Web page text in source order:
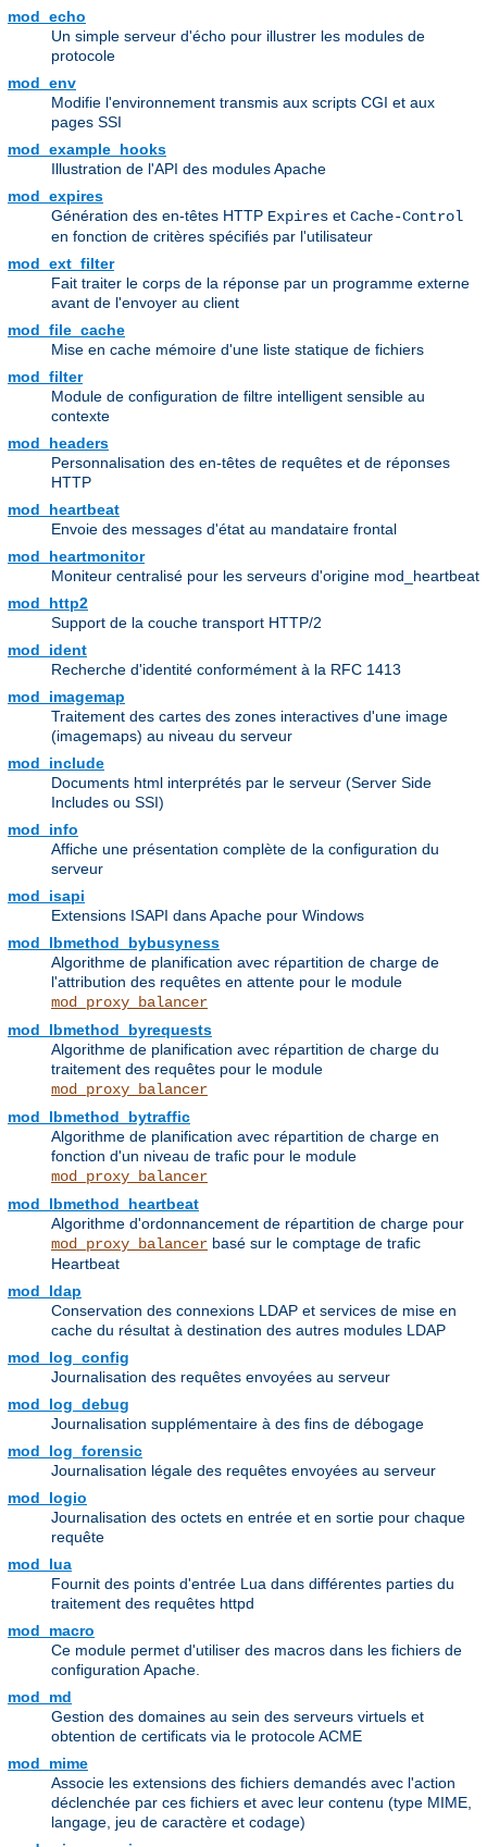
mod_echo
Un simple serveur d'écho pour illustrer les modules de
protocole
mod_env
Modifie l'environnement transmis aux scripts CGI et aux
pages SSI
mod_example_hooks
Illustration de l'API des modules Apache
mod_expires
Génération des en-têtes HTTP Expires et Cache-Control
en fonction de critères spécifiés par l'utilisateur
mod_ext_filter
Fait traiter le corps de la réponse par un programme externe
avant de l'envoyer au client
mod_file_cache
Mise en cache mémoire d'une liste statique de fichiers
mod_filter
Module de configuration de filtre intelligent sensible au
contexte
mod_headers
Personnalisation des en-têtes de requêtes et de réponses
HTTP
mod_heartbeat
Envoie des messages d'état au mandataire frontal
mod_heartmonitor
Moniteur centralisé pour les serveurs d'origine mod_heartbeat
mod_http2
Support de la couche transport HTTP/2
mod_ident
Recherche d'identité conformément à la RFC 1413
mod_imagemap
Traitement des cartes des zones interactives d'une image
(imagemaps) au niveau du serveur
mod_include
Documents html interprétés par le serveur (Server Side
Includes ou SSI)
mod_info
Affiche une présentation complète de la configuration du
serveur
mod_isapi
Extensions ISAPI dans Apache pour Windows
mod_lbmethod_bybusyness
Algorithme de planification avec répartition de charge de
l'attribution des requêtes en attente pour le module
mod_proxy_balancer
mod_lbmethod_byrequests
Algorithme de planification avec répartition de charge du
traitement des requêtes pour le module
mod_proxy_balancer
mod_lbmethod_bytraffic
Algorithme de planification avec répartition de charge en
fonction d'un niveau de trafic pour le module
mod_proxy_balancer
mod_lbmethod_heartbeat
Algorithme d'ordonnancement de répartition de charge pour
mod_proxy_balancer basé sur le comptage de trafic
Heartbeat
mod_ldap
Conservation des connexions LDAP et services de mise en
cache du résultat à destination des autres modules LDAP
mod_log_config
Journalisation des requêtes envoyées au serveur
mod_log_debug
Journalisation supplémentaire à des fins de débogage
mod_log_forensic
Journalisation légale des requêtes envoyées au serveur
mod_logio
Journalisation des octets en entrée et en sortie pour chaque
requête
mod_lua
Fournit des points d'entrée Lua dans différentes parties du
traitement des requêtes httpd
mod_macro
Ce module permet d'utiliser des macros dans les fichiers de
configuration Apache.
mod_md
Gestion des domaines au sein des serveurs virtuels et
obtention de certificats via le protocole ACME
mod_mime
Associe les extensions des fichiers demandés avec l'action
déclenchée par ces fichiers et avec leur contenu (type MIME,
langage, jeu de caractère et codage)